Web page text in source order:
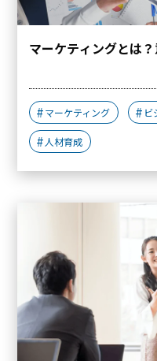
マーケティングとは
マーケティング ビ
人材育成